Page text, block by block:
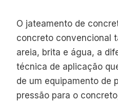
O jateamento de
concreto convencional
areia, brita e água, a
técnica de aplicação
de um equipamento de
pressão para o